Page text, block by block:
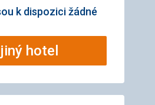
k dispozici žádné
hotel